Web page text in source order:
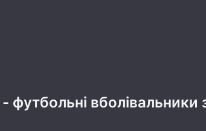
футбольні вболівальники